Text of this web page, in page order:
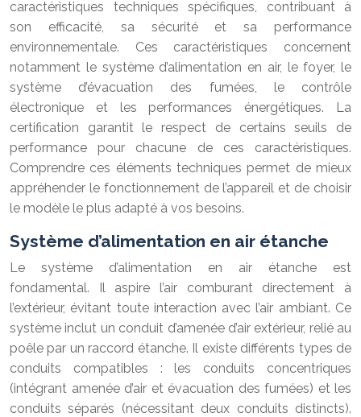
caractéristiques techniques spécifiques, contribuant à
son efficacité, sa sécurité et sa performance
environnementale. Ces caractéristiques concernent
notamment le système d’alimentation en air, le foyer, le
système d’évacuation des fumées, le contrôle
électronique et les performances énergétiques. La
certification garantit le respect de certains seuils de
performance pour chacune de ces caractéristiques.
Comprendre ces éléments techniques permet de mieux
appréhender le fonctionnement de l’appareil et de choisir
le modèle le plus adapté à vos besoins.
Système d’alimentation en air étanche
Le système d’alimentation en air étanche est
fondamental. Il aspire l’air comburant directement à
l’extérieur, évitant toute interaction avec l’air ambiant. Ce
système inclut un conduit d’amenée d’air extérieur, relié au
poêle par un raccord étanche. Il existe différents types de
conduits compatibles : les conduits concentriques
(intégrant amenée d’air et évacuation des fumées) et les
conduits séparés (nécessitant deux conduits distincts).